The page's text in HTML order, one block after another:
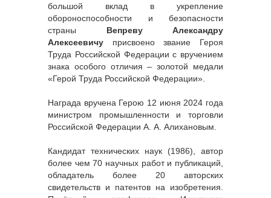
большой вклад в укрепление
обороноспособности и безопасности
страны Вепреву Александру
Алексеевичу присвоено звание Героя
Труда Российской Федерации с вручением
знака особого отличия – золотой медали
«Герой Труда Российской Федерации».
Награда вручена Герою 12 июня 2024 года
министром промышленности и торговли
Российской Федерации А. А. Алихановым.
Кандидат технических наук (1986), автор
более чем 70 научных работ и публикаций,
обладатель более 20 авторских
свидетельств и патентов на изобретения.